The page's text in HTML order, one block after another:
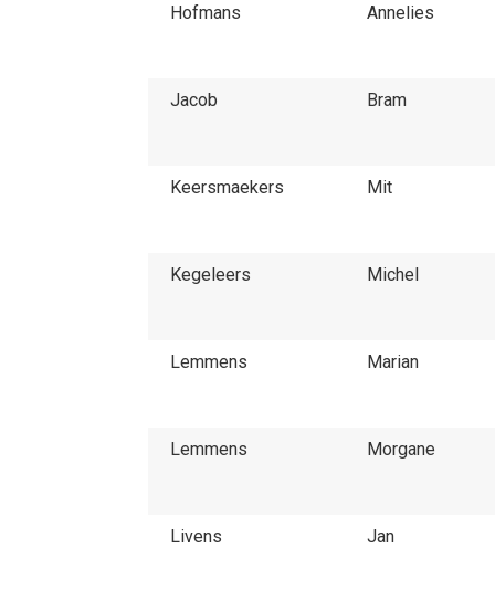
Hofmans Annelies
Jacob Bram
Keersmaekers Mit
Kegeleers Michel
Lemmens Marian
Lemmens Morgane
Livens Jan